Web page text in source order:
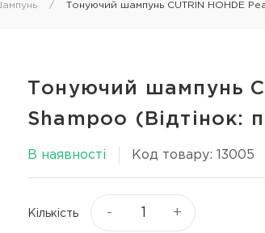
укладки волосся
Лікування шкіри
Лосьйон для шкіри
Тонуючий шампунь CUTRIN HOHDE
Тонуючий шампунь
Shampoo (Відтінок:
В наявності Код товару: 13005
Кількість - +